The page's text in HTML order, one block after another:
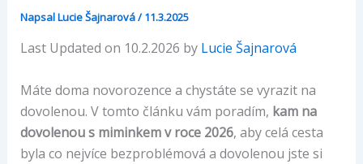
NapsalLucie Šajnarová/11.3.2025
Last Updated on 10.2.2026 by Lucie Šajnarová
Máte doma novorozence a chystáte se vyrazit na
dovolenou. V tomto článku vám poradím, kam na
dovolenou s miminkem v roce 2026, aby celá cesta
byla co nejvíce bezproblémová a dovolenou jste si